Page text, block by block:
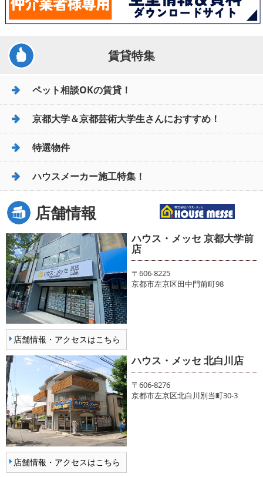
賃貸特集
ペット相談OKの賃貸！
京都大学＆京都芸術大学生さんにおすすめ！
特選物件
ハウスメーカー施工特集！
店舗情報
店舗情報・アクセスはこちら
ハウス・メッセ 京都大学前
店
〒606-8225
京都市左京区田中門前町98
店舗情報・アクセスはこちら
ハウス・メッセ 北白川店
〒606-8276
京都市左京区北白川別当町30-3